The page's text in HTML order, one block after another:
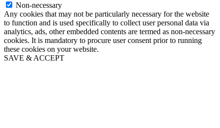
Non-necessary
Any cookies that may not be particularly necessary for the website
to function and is used specifically to collect user personal data via
analytics, ads, other embedded contents are termed as non-necessary
cookies. It is mandatory to procure user consent prior to running
these cookies on your website.
SAVE & ACCEPT